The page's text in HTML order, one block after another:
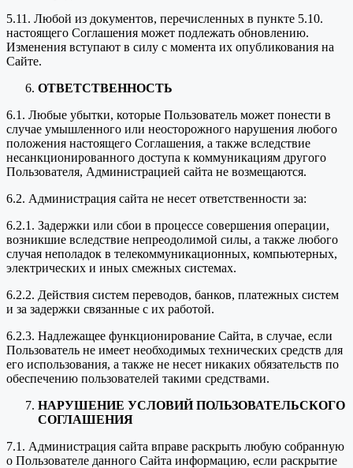
5.11. Любой из документов, перечисленных в пункте 5.10.
настоящего Соглашения может подлежать обновлению.
Изменения вступают в силу с момента их опубликования на
Сайте.
ОТВЕТСТВЕННОСТЬ
6.1. Любые убытки, которые Пользователь может понести в
случае умышленного или неосторожного нарушения любого
положения настоящего Соглашения, а также вследствие
несанкционированного доступа к коммуникациям другого
Пользователя, Администрацией сайта не возмещаются.
6.2. Администрация сайта не несет ответственности за:
6.2.1. Задержки или сбои в процессе совершения операции,
возникшие вследствие непреодолимой силы, а также любого
случая неполадок в телекоммуникационных, компьютерных,
электрических и иных смежных системах.
6.2.2. Действия систем переводов, банков, платежных систем
и за задержки связанные с их работой.
6.2.3. Надлежащее функционирование Сайта, в случае, если
Пользователь не имеет необходимых технических средств для
его использования, а также не несет никаких обязательств по
обеспечению пользователей такими средствами.
НАРУШЕНИЕ УСЛОВИЙ ПОЛЬЗОВАТЕЛЬСКОГО
СОГЛАШЕНИЯ
7.1. Администрация сайта вправе раскрыть любую собранную
о Пользователе данного Сайта информацию, если раскрытие